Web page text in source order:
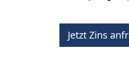
Jetzt Zins